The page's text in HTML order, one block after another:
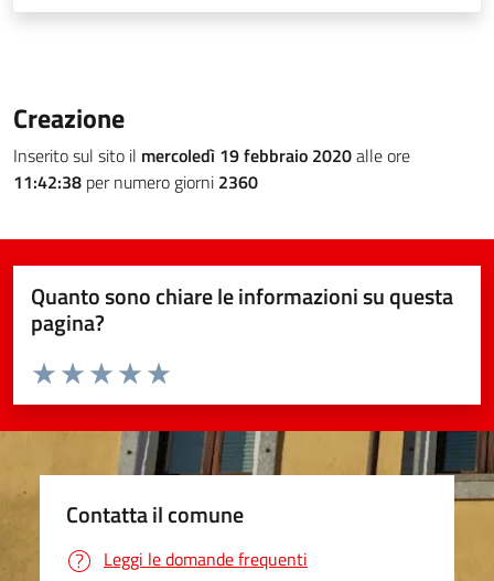
Creazione
Inserito sul sito il mercoledì 19 febbraio 2020alle ore
11:42:38 per numero giorni 2360
Quanto sono chiare le informazioni su questa
pagina?
Valuta da 1 a 5 stelle la pagina
Valuta 5 stelle su 5
Valuta 4 stelle su 5
Valuta 3 stelle su 5
Valuta 2 stelle su 5
Valuta 1 stelle su 5
Contatta il comune
Leggi le domande frequenti